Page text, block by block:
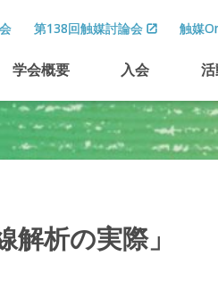
第138回触媒討論会 触媒
学会概要 入会
解析の実際」